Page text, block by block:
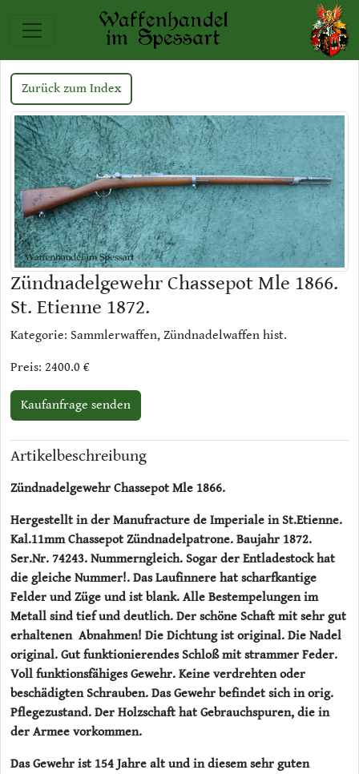
Zurück zum Index
Zündnadelgewehr Chassepot Mle 1866.
St. Etienne 1872.
Kategorie: Sammlerwaffen, Zündnadelwaffen hist.
Preis: 2400.0 €
Kaufanfrage senden
Artikelbeschreibung
Zündnadelgewehr Chassepot Mle 1866.
Hergestellt in der Manufracture de Imperiale in St.Etienne.
Kal.11mm Chassepot Zündnadelpatrone. Baujahr 1872.
Ser.Nr. 74243. Nummerngleich. Sogar der Entladestock hat
die gleiche Nummer!. Das Laufinnere hat scharfkantige
Felder und Züge und ist blank. Alle Bestempelungen im
Metall sind tief und deutlich. Der schöne Schaft mit sehr gut
erhaltenen Abnahmen! Die Dichtung ist original. Die Nadel
original. Gut funktionierendes Schloß mit strammer Feder.
Voll funktionsfähiges Gewehr. Keine verdrehten oder
beschädigten Schrauben. Das Gewehr befindet sich in orig.
Pflegezustand. Der Holzschaft hat Gebrauchspuren, die in
der Armee vorkommen.
Das Gewehr ist 154 Jahre alt und in diesem sehr guten